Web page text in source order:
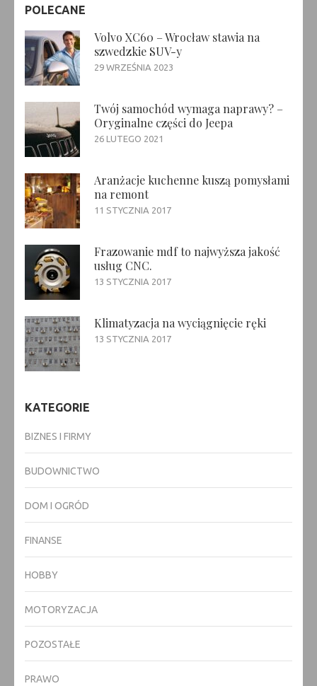
POLECANE
Volvo XC60 – Wrocław stawia na
szwedzkie SUV-y
29 WRZEŚNIA 2023
Twój samochód wymaga naprawy? –
Oryginalne części do Jeepa
26 LUTEGO 2021
Aranżacje kuchenne kuszą pomysłami
na remont
11 STYCZNIA 2017
Frazowanie mdf to najwyższa jakość
usług CNC.
13 STYCZNIA 2017
Klimatyzacja na wyciągnięcie ręki
13 STYCZNIA 2017
KATEGORIE
BIZNES I FIRMY
BUDOWNICTWO
DOM I OGRÓD
FINANSE
HOBBY
MOTORYZACJA
POZOSTAŁE
PRAWO